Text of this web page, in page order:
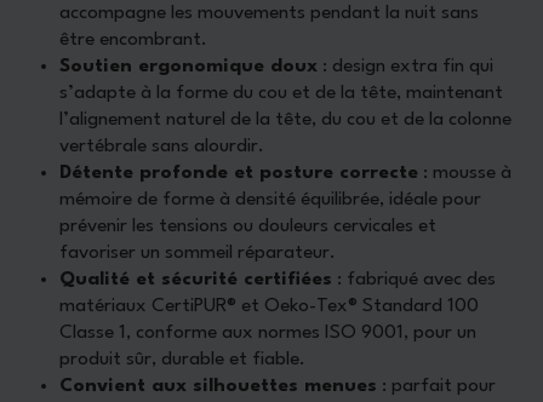
accompagne les mouvements pendant la nuit sans
être encombrant.
Soutien ergonomique doux : design extra fin qui
s’adapte à la forme du cou et de la tête, maintenant
l’alignement naturel de la tête, du cou et de la colonne
vertébrale sans alourdir.
Détente profonde et posture correcte : mousse à
mémoire de forme à densité équilibrée, idéale pour
prévenir les tensions ou douleurs cervicales et
favoriser un sommeil réparateur.
Qualité et sécurité certifiées : fabriqué avec des
matériaux CertiPUR® et Oeko-Tex® Standard 100
Classe 1, conforme aux normes ISO 9001, pour un
produit sûr, durable et fiable.
Convient aux silhouettes menues : parfait pour